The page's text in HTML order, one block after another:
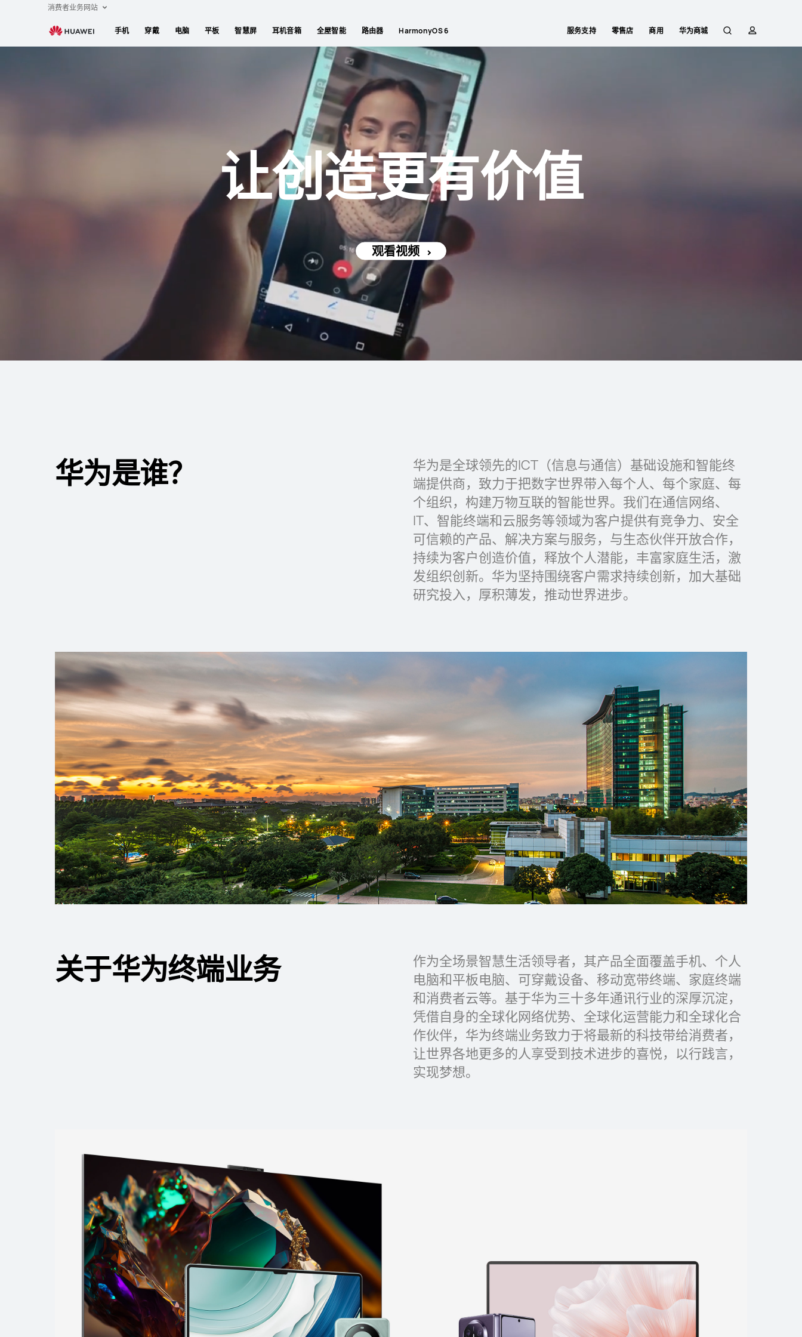
们
消费者业务网站
手机 穿戴 电脑 平板 智慧屏 耳机音箱 全屋智能 路由器 HarmonyOS 6 服务支持 零售店 商用 华为商城
搜 简
让创造更有价值
观看视频
华为是谁？
华为是全球领先的ICT（信息与通信）基础设施和智能终
端提供商，致力于把数字世界带入每个人、每个家庭、每
个组织，构建万物互联的智能世界。我们在通信网络、
IT、智能终端和云服务等领域为客户提供有竞争力、安全
可信赖的产品、解决方案与服务，与生态伙伴开放合作，
持续为客户创造价值，释放个人潜能，丰富家庭生活，激
发组织创新。华为坚持围绕客户需求持续创新，加大基础
研究投入，厚积薄发，推动世界进步。
关于华为终端业务
作为全场景智慧生活领导者，其产品全面覆盖手机、个人
电脑和平板电脑、可穿戴设备、移动宽带终端、家庭终端
和消费者云等。基于华为三十多年通讯行业的深厚沉淀，
凭借自身的全球化网络优势、全球化运营能力和全球化合
作伙伴，华为终端业务致力于将最新的科技带给消费者，
让世界各地更多的人享受到技术进步的喜悦，以行践言，
实现梦想。